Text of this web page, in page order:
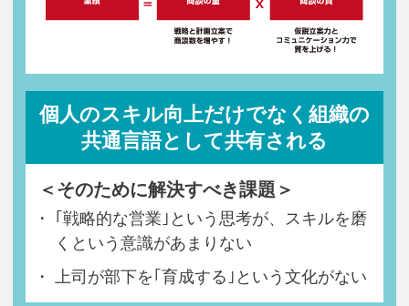
個人のスキル向上だけでなく組織の
共通言語として共有される
＜そのために解決すべき課題＞
｢戦略的な営業｣という思考が、スキルを磨
くという意識があまりない
上司が部下を｢育成する｣という文化がない